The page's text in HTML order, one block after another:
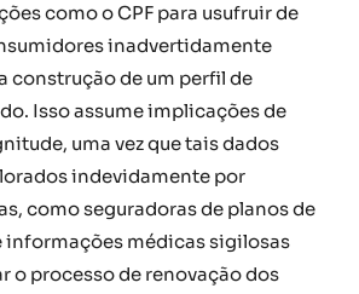
como o CPF para usufruir de
inadvertidamente
construção de um perfil de
Isso assume implicações de
uma vez que tais dados
indevidamente por
como seguradoras de planos de
informações médicas sigilosas
o processo de renovação dos